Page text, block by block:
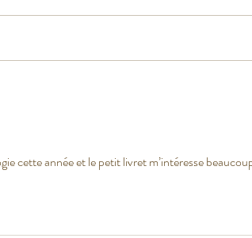
cette année et le petit livret m’intéresse